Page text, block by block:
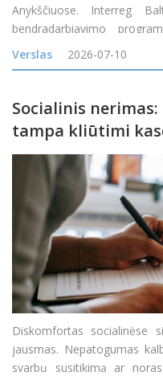
Anykščiuose. Interreg
bendradarbiavimo
mąstysenos keitimas nuo
daugkartinio naudojimo
Verslas 2026-07-10
Socialinis
tampa kliūtimi
Diskomfortas socialinėse
jausmas. Nepatogumas
svarbų susitikimą ar